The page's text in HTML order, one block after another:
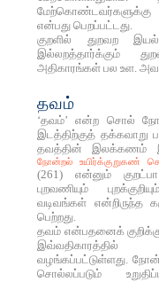
மேற்கொண்டவர்களுக்கு
என்பது பெறப்பட்டது.
குறளில் துறவற
இல்லறத்தார்க்கும்
அதிகாரங்கள் பல உள.
தவம்
‘தவம்’ என்ற சொல்
இடத்திற்குத்
தவத்தின்
நோன்றல் உயிர்க்குறுகண்
(261) என்னும்
புறவணியும்
வடிவங்கள் என்றிருந்த
பெற்றது.
தவம் என்பதனைக்
வழங்கப்பட்டுள்ளது.
சொல்லப்படும்